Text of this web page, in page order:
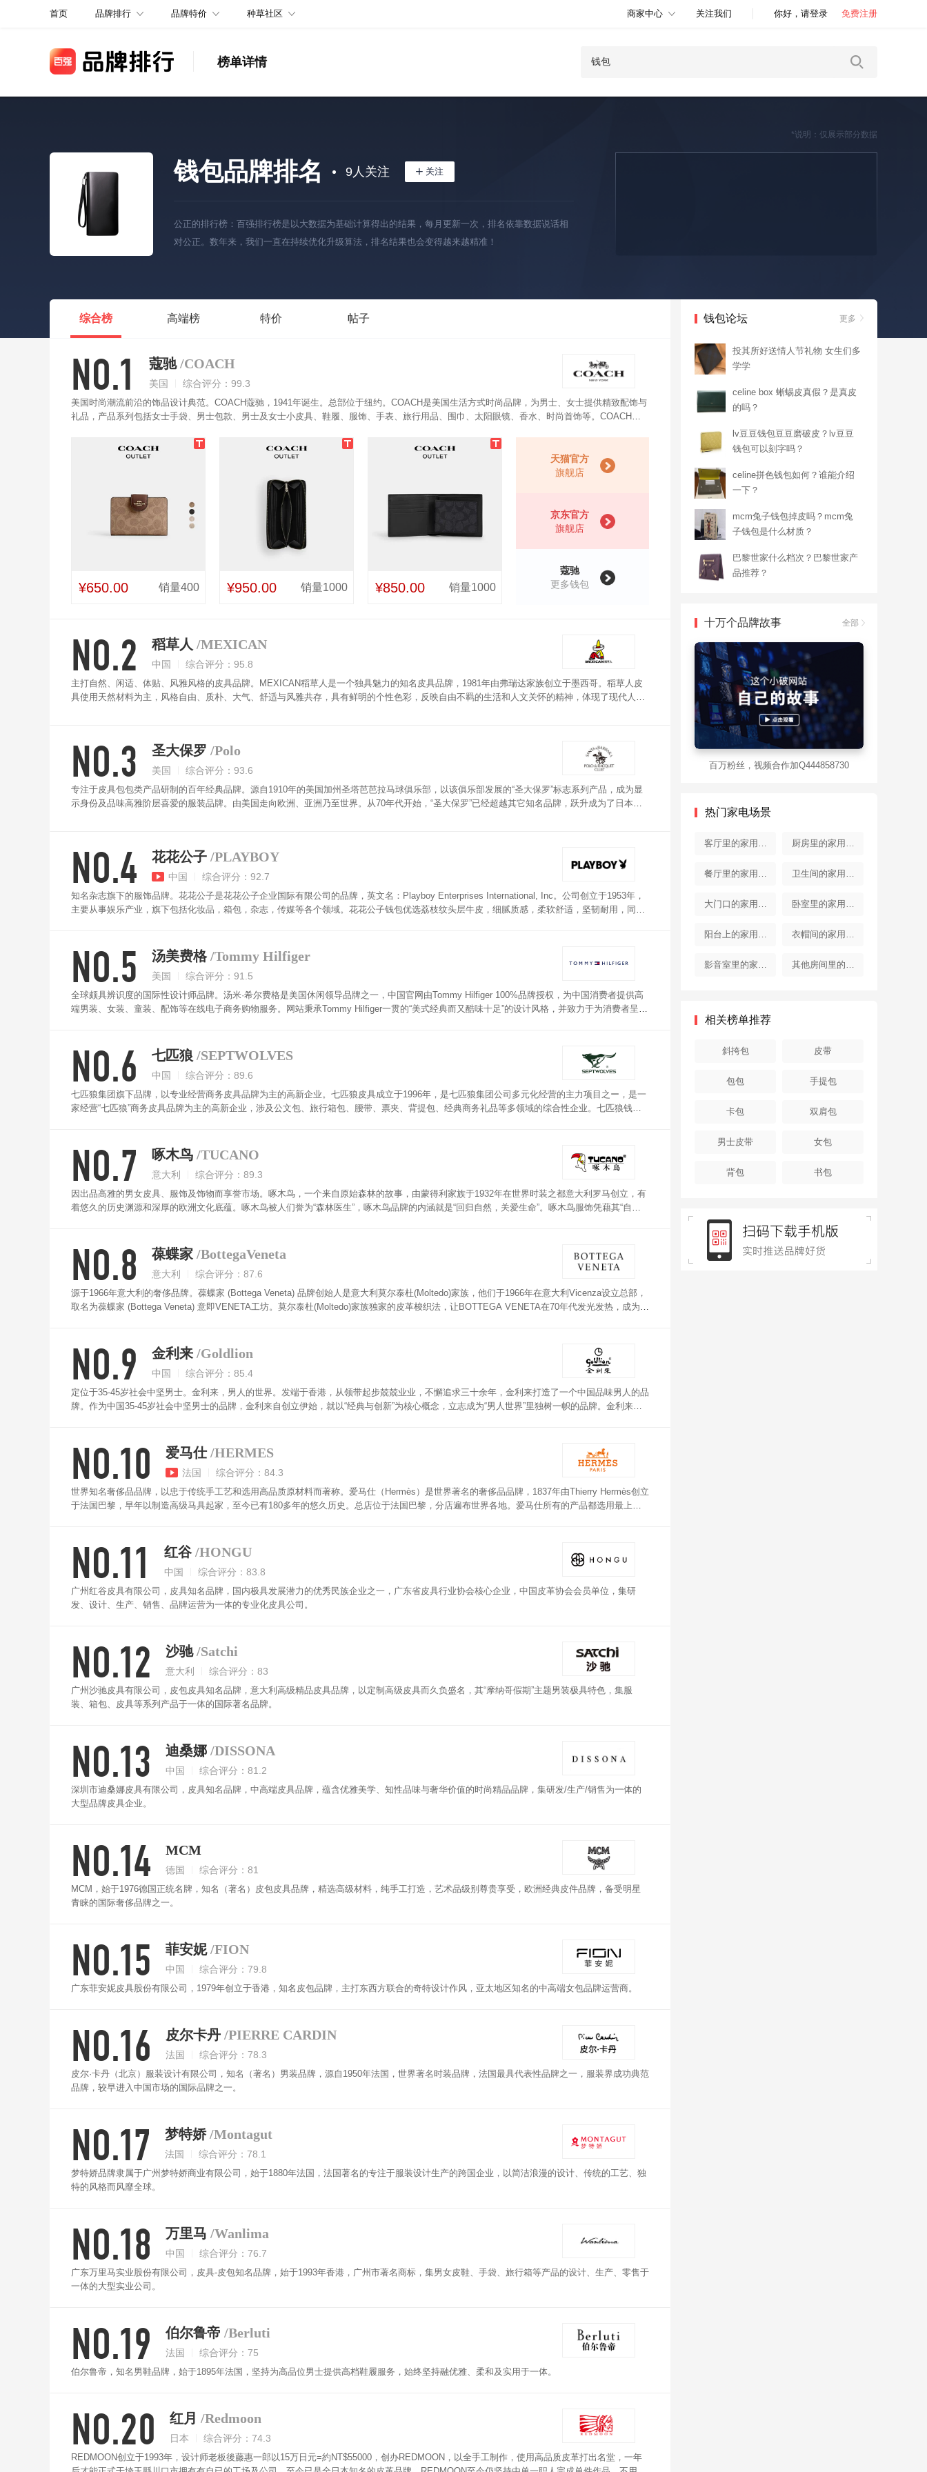
首页 品牌排行 品牌特价 种草社区 商家中心 关注我们 你好，请登录 免费注册
榜单详情
钱包品牌排名 9人关注
公正的排行榜：百强排行榜是以大数据为基础计算得出的结果，每月更新一次，排名依靠数据说话相
对公正。数年来，我们一直在持续优化升级算法，排名结果也会变得越来越精准！
*说明：仅展示部分数据
综合榜 高端榜 特价 帖子
NO.1 蔻驰 /COACH
美国 综合评分：99.3
美国时尚潮流前沿的饰品设计典范。COACH蔻驰，1941年诞生。总部位于纽约。COACH是美国生活方式时尚品牌，为男士、女士提供精致配饰与
礼品，产品系列包括女士手袋、男士包款、男士及女士小皮具、鞋履、服饰、手表、旅行用品、围巾、太阳眼镜、香水、时尚首饰等。COACH钱
¥650.00 销量400 ¥950.00 销量1000 ¥850.00 销量1000
天猫官方
旗舰店
京东官方
旗舰店
蔻驰
更多钱包
NO.2 稻草人 /MEXICAN
中国 综合评分：95.8
主打自然、闲适、体贴、风雅风格的皮具品牌。MEXICAN稻草人是一个独具魅力的知名皮具品牌，1981年由弗瑞达家族创立于墨西哥。稻草人皮
具使用天然材料为主，风格自由、质朴、大气、舒适与风雅共存，具有鲜明的个性色彩，反映自由不羁的生活和人文关怀的精神，体现了现代人回
NO.3 圣大保罗 /Polo
美国 综合评分：93.6
专注于皮具包包类产品研制的百年经典品牌。源自1910年的美国加州圣塔芭芭拉马球俱乐部，以该俱乐部发展的“圣大保罗”标志系列产品，成为显
示身份及品味高雅阶层喜爱的服装品牌。由美国走向欧洲、亚洲乃至世界。从70年代开始，“圣大保罗”已经超越其它知名品牌，跃升成为了日本受
NO.4 花花公子 /PLAYBOY
中国 综合评分：92.7
知名杂志旗下的服饰品牌。花花公子是花花公子企业国际有限公司的品牌，英文名：Playboy Enterprises International, Inc。公司创立于1953年，
主要从事娱乐产业，旗下包括化妆品，箱包，杂志，传媒等各个领域。花花公子钱包优选荔枝纹头层牛皮，细腻质感，柔软舒适，坚韧耐用，同时
NO.5 汤美费格 /Tommy Hilfiger
美国 综合评分：91.5
全球颇具辨识度的国际性设计师品牌。汤米·希尔费格是美国休闲领导品牌之一，中国官网由Tommy Hilfiger 100%品牌授权，为中国消费者提供高
端男装、女装、童装、配饰等在线电子商务购物服务。网站秉承Tommy Hilfiger一贯的“美式经典而又酷味十足”的设计风格，并致力于为消费者呈献
NO.6 七匹狼 /SEPTWOLVES
中国 综合评分：89.6
七匹狼集团旗下品牌，以专业经营商务皮具品牌为主的高新企业。七匹狼皮具成立于1996年，是七匹狼集团公司多元化经营的主力项目之ー，是一
家经营“七匹狼”商务皮具品牌为主的高新企业，涉及公文包、旅行箱包、腰带、票夹、背提包、经典商务礼品等多领域的综合性企业。七匹狼钱包
NO.7 啄木鸟 /TUCANO
意大利 综合评分：89.3
因出品高雅的男女皮具、服饰及饰物而享誉市场。啄木鸟，一个来自原始森林的故事，由蒙得利家族于1932年在世界时装之都意大利罗马创立，有
着悠久的历史渊源和深厚的欧洲文化底蕴。啄木鸟被人们誉为“森林医生”，啄木鸟品牌的内涵就是“回归自然，关爱生命”。啄木鸟服饰凭藉其“自
NO.8 葆蝶家 /BottegaVeneta
意大利 综合评分：87.6
源于1966年意大利的奢侈品牌。葆蝶家 (Bottega Veneta) 品牌创始人是意大利莫尔泰杜(Moltedo)家族，他们于1966年在意大利Vicenza设立总部，
取名为葆蝶家 (Bottega Veneta) 意即VENETA工坊。莫尔泰杜(Moltedo)家族独家的皮革梭织法，让BOTTEGA VENETA在70年代发光发热，成为知
NO.9 金利来 /Goldlion
中国 综合评分：85.4
定位于35-45岁社会中坚男士。金利来，男人的世界。发端于香港，从领带起步兢兢业业，不懈追求三十余年，金利来打造了一个中国品味男人的品
牌。作为中国35-45岁社会中坚男士的品牌，金利来自创立伊始，就以“经典与创新”为核心概念，立志成为“男人世界”里独树一帜的品牌。金利来钱
NO.10 爱马仕 /HERMES
法国 综合评分：84.3
世界知名奢侈品品牌，以忠于传统手工艺和选用高品质原材料而著称。爱马仕（Hermès）是世界著名的奢侈品品牌，1837年由Thierry Hermès创立
于法国巴黎，早年以制造高级马具起家，至今已有180多年的悠久历史。总店位于法国巴黎，分店遍布世界各地。爱马仕所有的产品都选用最上乘
NO.11 红谷 /HONGU
中国 综合评分：83.8
广州红谷皮具有限公司，皮具知名品牌，国内极具发展潜力的优秀民族企业之一，广东省皮具行业协会核心企业，中国皮革协会会员单位，集研
发、设计、生产、销售、品牌运营为一体的专业化皮具公司。
NO.12 沙驰 /Satchi
意大利 综合评分：83
广州沙驰皮具有限公司，皮包皮具知名品牌，意大利高级精品皮具品牌，以定制高级皮具而久负盛名，其“摩纳哥假期”主题男装极具特色，集服
装、箱包、皮具等系列产品于一体的国际著名品牌。
NO.13 迪桑娜 /DISSONA
中国 综合评分：81.2
深圳市迪桑娜皮具有限公司，皮具知名品牌，中高端皮具品牌，蕴含优雅美学、知性品味与奢华价值的时尚精品品牌，集研发/生产/销售为一体的
大型品牌皮具企业。
NO.14 MCM
德国 综合评分：81
MCM，始于1976德国正统名牌，知名（著名）皮包皮具品牌，精选高级材料，纯手工打造，艺术品级别尊贵享受，欧洲经典皮件品牌，备受明星
青睐的国际奢侈品牌之一。
NO.15 菲安妮 /FION
中国 综合评分：79.8
广东菲安妮皮具股份有限公司，1979年创立于香港，知名皮包品牌，主打东西方联合的奇特设计作风，亚太地区知名的中高端女包品牌运营商。
NO.16 皮尔卡丹 /PIERRE CARDIN
法国 综合评分：78.3
皮尔·卡丹（北京）服装设计有限公司，知名（著名）男装品牌，源自1950年法国，世界著名时装品牌，法国最具代表性品牌之一，服装界成功典范
品牌，较早进入中国市场的国际品牌之一。
NO.17 梦特娇 /Montagut
法国 综合评分：78.1
梦特娇品牌隶属于广州梦特娇商业有限公司，始于1880年法国，法国著名的专注于服装设计生产的跨国企业，以简洁浪漫的设计、传统的工艺、独
特的风格而风靡全球。
NO.18 万里马 /Wanlima
中国 综合评分：76.7
广东万里马实业股份有限公司，皮具-皮包知名品牌，始于1993年香港，广州市著名商标，集男女皮鞋、手袋、旅行箱等产品的设计、生产、零售于
一体的大型实业公司。
NO.19 伯尔鲁帝 /Berluti
法国 综合评分：75
伯尔鲁帝，知名男鞋品牌，始于1895年法国，坚持为高品位男士提供高档鞋履服务，始终坚持融优雅、柔和及实用于一体。
NO.20 红月 /Redmoon
日本 综合评分：74.3
REDMOON创立于1993年，设计师老板後藤惠一郎以15万日元=約NT$55000，创办REDMOON，以全手工制作，使用高品质皮革打出名堂，一年
钱包论坛 更多
投其所好送情人节礼物 女生们多
学学
celine box 蜥蜴皮真假？是真皮
的吗？
lv豆豆钱包豆豆磨破皮？lv豆豆
钱包可以刻字吗？
celine拼色钱包如何？谁能介绍
一下？
mcm兔子钱包掉皮吗？mcm兔
子钱包是什么材质？
巴黎世家什么档次？巴黎世家产
品推荐？
十万个品牌故事 全部
百万粉丝，视频合作加Q444858730
热门家电场景
客厅里的家用电
器
厨房里的家用电
器
餐厅里的家用电
器
卫生间的家用电
器
大门口的家用电
器
卧室里的家用电
器
阳台上的家用电 衣帽间的家用电
器
影音室里的家用 其他房间里的家
相关榜单推荐
斜挎包 皮带
包包 手提包
卡包 双肩包
男士皮带 女包
背包 书包